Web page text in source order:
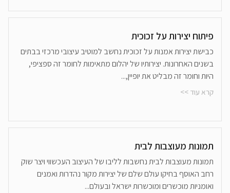
פיתוח יצירות על זכוכית
כבישת יצירות אמנות על זכוכית נחשב למוטיב עיצובי מרכזי בבתים
בשנים האחרונות. יצירותיו של יהלום מתאימות לחומר זה ספציפי,
היות וחומר זה מבליט את יופיין,...
קרא עוד >>
תמונות מעוצבות לבית
תמונות מעוצבות לבית נחשבות לליבו של העיצוב העכשווי ויצר שוק
רחב האוסף בחיקו עולם שלם של יצירות מקור נהדרות ואמנים
ואומניות מוכשרים ומוכשרות ישראל ובעולם...